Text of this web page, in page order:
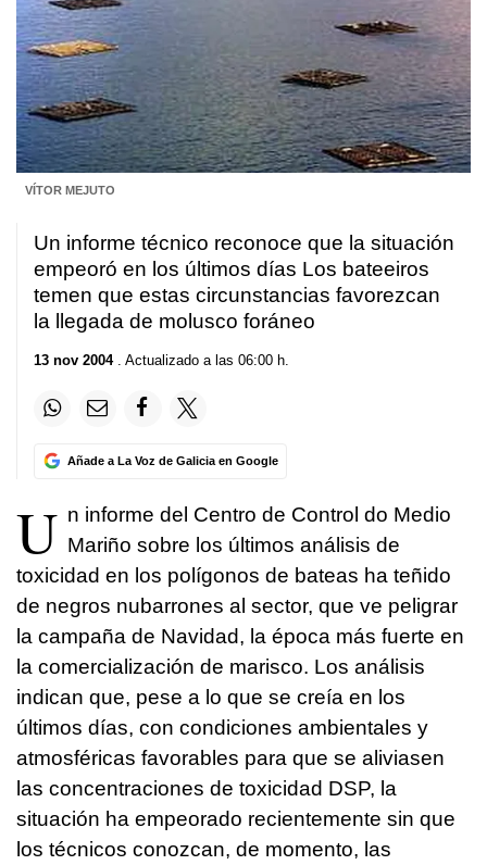
VÍTOR MEJUTO
Un informe técnico reconoce que la situación
empeoró en los últimos días Los bateeiros
temen que estas circunstancias favorezcan
la llegada de molusco foráneo
13 nov 2004. Actualizado a las 06:00 h.
Añade a La Voz de Galicia en Google
U n informe del Centro de Control do Medio
Mariño sobre los últimos análisis de
toxicidad en los polígonos de bateas ha teñido
de negros nubarrones al sector, que ve peligrar
la campaña de Navidad, la época más fuerte en
la comercialización de marisco. Los análisis
indican que, pese a lo que se creía en los
últimos días, con condiciones ambientales y
atmosféricas favorables para que se aliviasen
las concentraciones de toxicidad DSP, la
situación ha empeorado recientemente sin que
los técnicos conozcan, de momento, las